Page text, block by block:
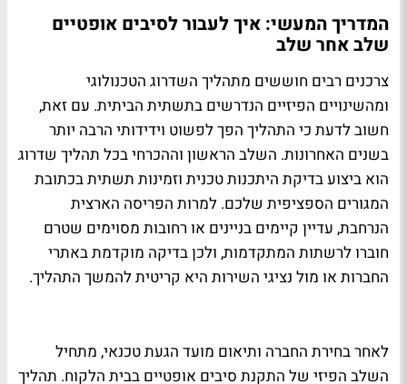
המדריך המעשי: איך לעבור לסיבים אופטיים
שלב אחר שלב
צרכנים רבים חוששים מתהליך השדרוג הטכנולוגי
ומהשינויים הפיזיים הנדרשים בתשתית הביתית. עם זאת,
חשוב לדעת כי התהליך הפך לפשוט וידידותי הרבה יותר
בשנים האחרונות. השלב הראשון וההכרחי בכל תהליך שדרוג
הוא ביצוע בדיקת היתכנות טכנית וזמינות תשתית בכתובת
המגורים הספציפית שלכם. למרות הפריסה הארצית
הנרחבת, עדיין קיימים בניינים או רחובות מסוימים שטרם
חוברו לרשתות המתקדמות, ולכן בדיקה מוקדמת באתרי
החברות או מול נציגי השירות היא קריטית להמשך התהליך.
לאחר בחירת החברה ותיאום מועד הגעת טכנאי, מתחיל
השלב הפיזי של התקנת סיבים אופטיים בבית הלקוח. תהליך